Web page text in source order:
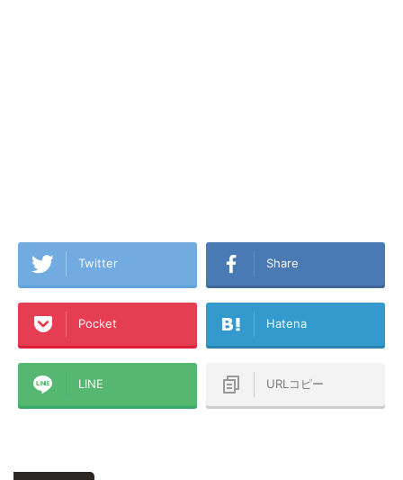
Twitter Share
Pocket Hatena
LINE URLコピー